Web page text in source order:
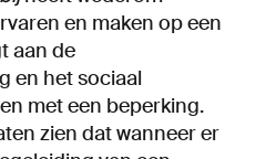
en maken op een
aan de
en het sociaal
met een beperking.
zien dat wanneer er